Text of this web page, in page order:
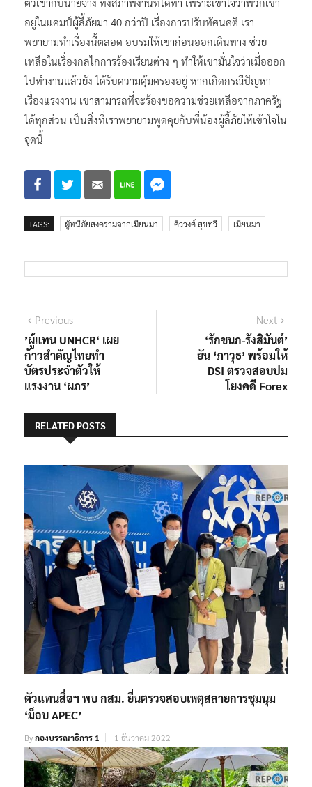
อยู่ในแคมป์ผู้ลี้ภัยมา 40 กว่าปี เรื่องการปรับทัศนคติ เรา
พยายามทำเรื่องนี้ตลอด อบรมให้เขาก่อนออกเดินทาง ช่วย
เหลือในเรื่องกลไกการร้องเรียนต่าง ๆ ทำให้เขามั่นใจว่าเมื่อออก
ไปทำงานแล้วยัง ได้รับความคุ้มครองอยู่ หากเกิดกรณีปัญหา
เรื่องแรงงาน เขาสามารถที่จะร้องขอความช่วยเหลือจากภาครัฐ
ได้ทุกส่วน เป็นสิ่งที่เราพยายามพูดคุยกับพี่น้องผู้ลี้ภัยให้เข้าใจใน
จุดนี้
TAGS: ผู้หนีภัยสงครามจากเมียนมา ศิววงศ์ สุขทวี เมียนมา
แนะแนว
เรื่อง
PreviousPrevious
post:
’ผู้แทน UNHCR‘ เผย
ก้าวสำคัญไทยทำ
บัตรประจำตัวให้
แรงงาน ‘ผภร’
Next
‘รักชนก-รังสิมันต์’
ยัน ‘ภาวุธ’ พร้อมให้
DSI ตรวจสอบปม
โยงคดี Forex
RELATED POSTS
ตัวแทนสื่อฯ พบ กสม. ยื่นตรวจสอบเหตุสลายการชุมนุม
‘ม็อบ APEC’
Byกองบรรณาธิการ 1 1 ธันวาคม 2022